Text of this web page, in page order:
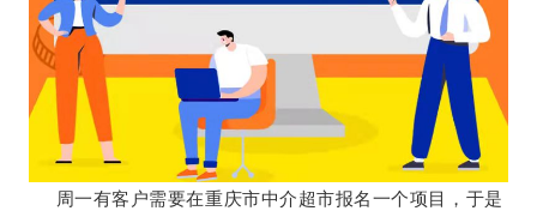
周一有客户需要在重庆市中介超市报名一个项目，于是